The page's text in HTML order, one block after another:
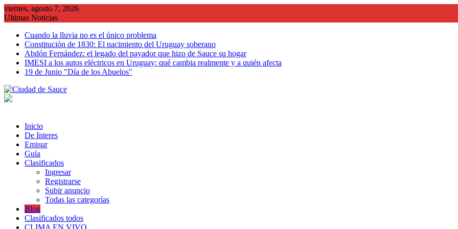
Saltar
al
viernes, agosto 7, 2026
Ultimas Noticias
Cuando la lluvia no es el único problema
Constitución de 1830: El nacimiento del Uruguay soberano
Abdón Fernández: el legado del payador que hizo de Sauce su hogar
IMESI a los autos eléctricos en Uruguay: qué cambia realmente y a quién afecta
19 de Junio "Día de los Abuelos"
Inicio
De Interes
Emisur
Guía
Clasificados
Ingresar
Registrarse
Subir anuncio
Todas las categorías
Blog
Clasificados todos
CLIMA EN VIVO